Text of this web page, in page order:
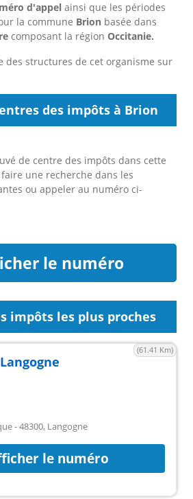
d'appel ainsi que les périodes
la commune Brion basée dans
composant la région Occitanie.
des structures de cet organisme sur
des impôts à Brion
de centre des impôts dans cette
une recherche dans les
ou appeler au numéro ci-
le numéro
impôts les plus proches
(61.41 Km)
- 48300, Langogne
le numéro